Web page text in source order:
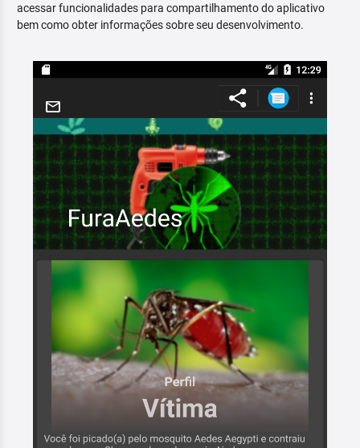
acessar funcionalidades para compartilhamento do aplicativo
bem como obter informações sobre seu desenvolvimento.